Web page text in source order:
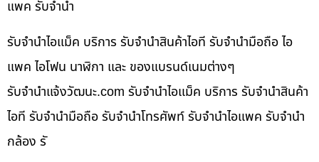
แพค รับจำนำ
รับจำนำไอแม็ค บริการ รับจำนำสินค้าไอที รับจำนำมือถือ ไอ
แพค ไอโฟน นาฬิกา และ ของแบรนด์เนมต่างๆ
รับจํานําแจ้งวัฒนะ.com รับจำนำไอแม็ค บริการ รับจำนำสินค้า
ไอที รับจำนำมือถือ รับจำนำโทรศัพท์ รับจำนำไอแพค รับจำนำ
กล้อง รั